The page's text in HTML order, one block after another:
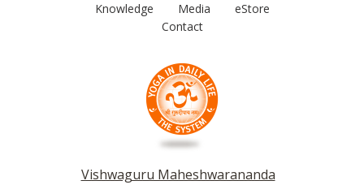
Knowledge
Media
eStore
Contact
Vishwaguru Maheshwarananda